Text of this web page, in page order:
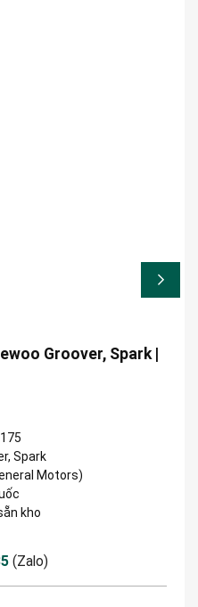
Groover, Spark |
Spark
Motors)
kho
(Zalo)